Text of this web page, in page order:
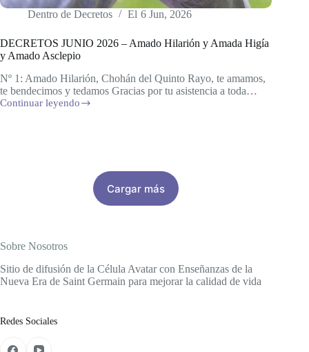
Dentro de Decretos El 6 Jun, 2026
DECRETOS JUNIO 2026 – Amado Hilarión y Amada Higía
y Amado Asclepio
Nº 1: Amado Hilarión, Chohán del Quinto Rayo, te amamos,
te bendecimos y tedamos Gracias por tu asistencia a toda…
Continuar leyendo
DECRETOS
Cargar más
Sobre Nosotros
Sitio de difusión de la Célula Avatar con Enseñanzas de la
Nueva Era de Saint Germain para mejorar la calidad de vida
Redes Sociales